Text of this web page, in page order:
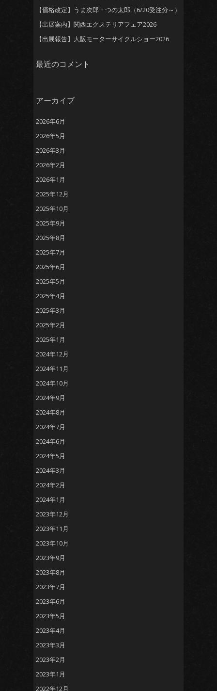
【価格改定】うま次郎・つの太郎（6/20受注分～）
【出展案内】関西エクステリアフェア2026
【出展報告】大阪モーターサイクルショー2026
最近のコメント
アーカイブ
2026年6月
2026年5月
2026年3月
2026年2月
2026年1月
2025年12月
2025年10月
2025年9月
2025年8月
2025年7月
2025年6月
2025年5月
2025年4月
2025年3月
2025年2月
2025年1月
2024年12月
2024年11月
2024年10月
2024年9月
2024年8月
2024年7月
2024年6月
2024年5月
2024年3月
2024年2月
2024年1月
2023年12月
2023年11月
2023年10月
2023年9月
2023年8月
2023年7月
2023年6月
2023年5月
2023年4月
2023年3月
2023年2月
2023年1月
2022年12月